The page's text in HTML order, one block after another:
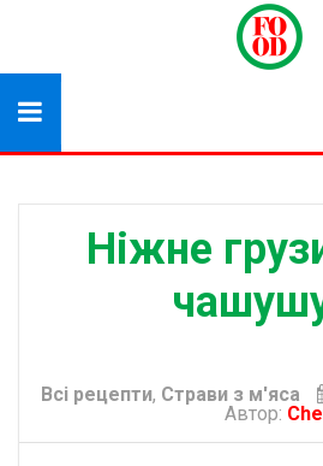
Ніжне
Всі рецепти, Страви з м'яса
Автор: